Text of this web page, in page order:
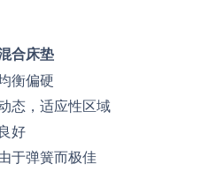
合床垫
衡偏硬
态，适应性区域
良好
于弹簧而极佳